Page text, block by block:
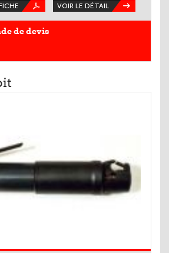
VOIR LE DÉTAIL
de devis